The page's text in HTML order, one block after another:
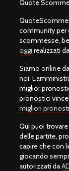
Quote
community per
scommesse,
oggi realizzati
Siamo online
noi.
miglior
pronostici
migliori
Qui puoi
delle partite,
capire che con
giocando
autorizzati da